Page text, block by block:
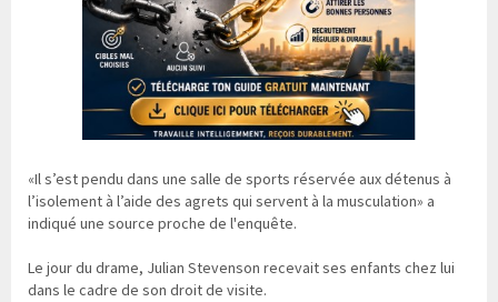
«Il s’est pendu dans une salle de sports réservée aux détenus à
l’isolement à l’aide des agrets qui servent à la musculation» a
indiqué une source proche de l'enquête.
Le jour du drame, Julian Stevenson recevait ses enfants chez lui
dans le cadre de son droit de visite.